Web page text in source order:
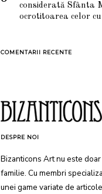
considerată Sfânta
ocrotitoarea celor
COMENTARII RECENTE
DESPRE NOI
Bizanticons Art nu este doar
familie. Cu membri
unei game variate de